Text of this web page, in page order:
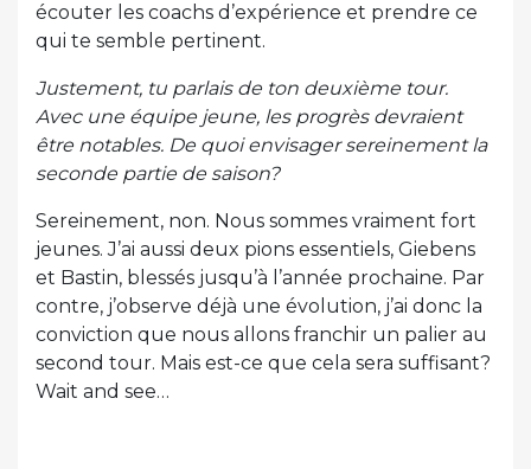
écouter les coachs d’expérience et prendre ce
qui te semble pertinent.
Justement, tu parlais de ton deuxième tour.
Avec une équipe jeune, les progrès devraient
être notables. De quoi envisager sereinement la
seconde partie de saison?
Sereinement, non. Nous sommes vraiment fort
jeunes. J’ai aussi deux pions essentiels, Giebens
et Bastin, blessés jusqu’à l’année prochaine. Par
contre, j’observe déjà une évolution, j’ai donc la
conviction que nous allons franchir un palier au
second tour. Mais est-ce que cela sera suffisant?
Wait and see…